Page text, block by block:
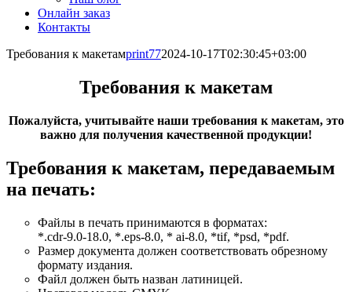
Онлайн заказ
Контакты
Требования к макетамprint772024-10-17T02:30:45+03:00
Требования к макетам
Пожалуйста, учитывайте наши требования к макетам, это
важно для получения качественной продукции!
Требования к макетам, передаваемым
на печать:
Файлы в печать принимаются в форматах:
*.cdr-9.0-18.0, *.eps-8.0, * ai-8.0, *tif, *psd, *pdf.
Размер документа должен соответствовать обрезному
формату издания.
Файл должен быть назван латиницей.